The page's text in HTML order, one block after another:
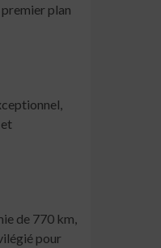
plan
de 770 km,
pour